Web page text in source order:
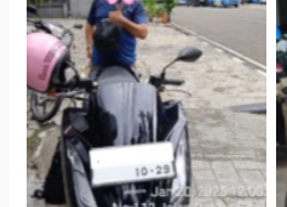
Antar Jemput Kendaraan